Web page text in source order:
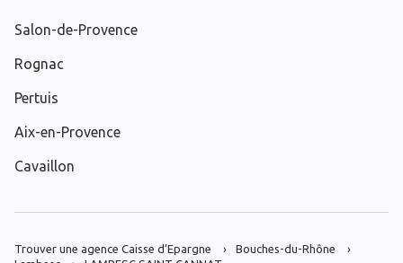
Salon-de-Provence
Rognac
Pertuis
Aix-en-Provence
Cavaillon
Trouver une agence Caisse d’Epargne
Bouches-du-Rhône